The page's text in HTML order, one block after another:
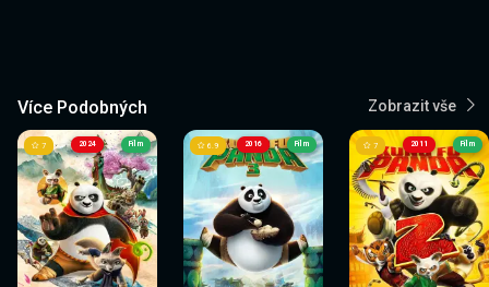
Více Podobných Zobrazit vše
2024
7 Film 2016
6.9 Film 2011
7 Film